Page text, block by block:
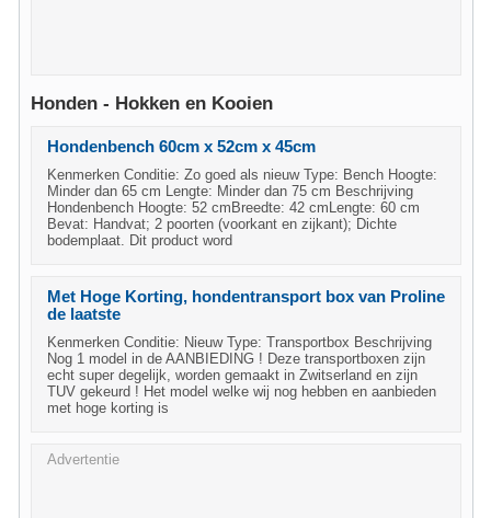
Honden - Hokken en Kooien
Hondenbench 60cm x 52cm x 45cm
Kenmerken Conditie: Zo goed als nieuw Type: Bench Hoogte:
Minder dan 65 cm Lengte: Minder dan 75 cm Beschrijving
Hondenbench Hoogte: 52 cmBreedte: 42 cmLengte: 60 cm
Bevat: Handvat; 2 poorten (voorkant en zijkant); Dichte
bodemplaat. Dit product word
Met Hoge Korting, hondentransport box van Proline
de laatste
Kenmerken Conditie: Nieuw Type: Transportbox Beschrijving
Nog 1 model in de AANBIEDING ! Deze transportboxen zijn
echt super degelijk, worden gemaakt in Zwitserland en zijn
TUV gekeurd ! Het model welke wij nog hebben en aanbieden
met hoge korting is
Advertentie